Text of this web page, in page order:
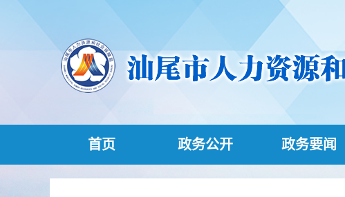
首页 政务公开 政务要闻